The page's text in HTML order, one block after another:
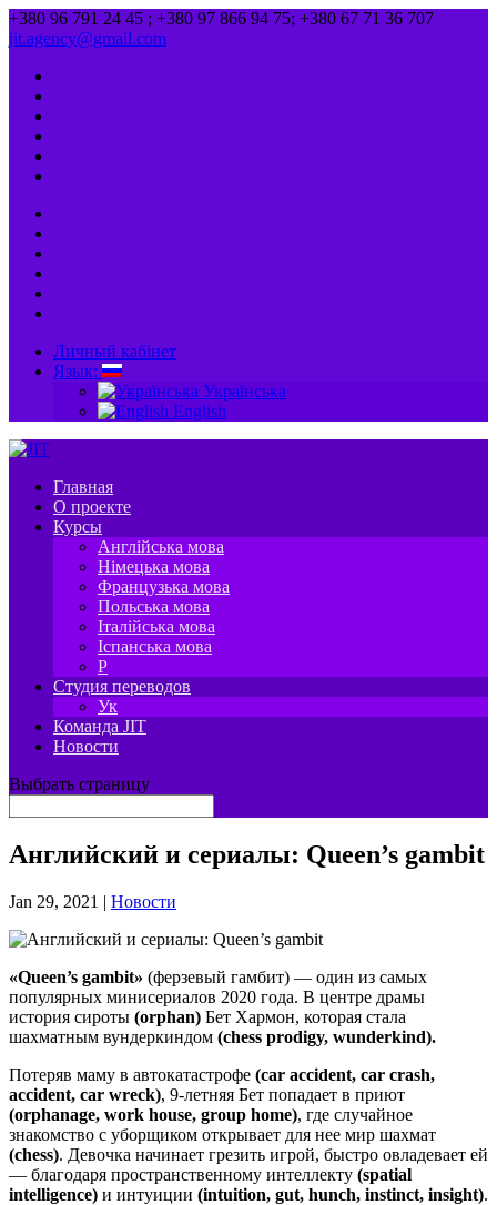
+380 96 791 24 45 ; +380 97 866 94 75; +380 67 71 36 707
jit.agency@gmail.com
Личный кабінет
Язык:
Українська
English
Главная
О проекте
Курсы
Англійська мова
Німецька мова
Французька мова
Польська мова
Італійська мова
Іспанська мова
P
Студия переводов
Ук
Команда JIT
Новости
Выбрать страницу
Английский и сериалы: Queen’s gambit
Jan 29, 2021 | Новости
«Queen’s gambit» (ферзевый гамбит) — один из самых
популярных минисериалов 2020 года. В центре драмы
история сироты (orphan) Бет Хармон, которая стала
шахматным вундеркиндом (chess prodigy, wunderkind).
Потеряв маму в автокатастрофе (car accident, car crash,
accident, car wreck), 9-летняя Бет попадает в приют
(orphanage, work house, group home), где случайное
знакомство с уборщиком открывает для нее мир шахмат
(chess). Девочка начинает грезить игрой, быстро овладевает ей
— благодаря пространственному интеллекту (spatial
intelligence) и интуиции (intuition, gut, hunch, instinct, insight).